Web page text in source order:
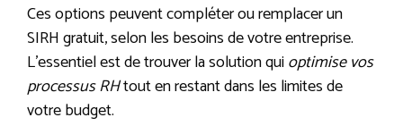
Ces options peuvent compléter ou remplacer un
SIRH gratuit, selon les besoins de votre entreprise.
L’essentiel est de trouver la solution quioptimise vos
processus RHtout en restant dans les limites de
votre budget.